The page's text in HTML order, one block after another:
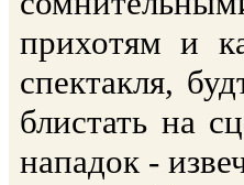
прихотям и
спектакля,
блистать на
нападок -